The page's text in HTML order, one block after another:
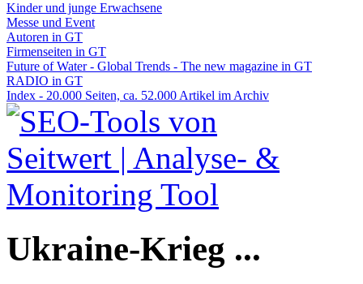
Kinder und junge Erwachsene
Messe und Event
Autoren in GT
Firmenseiten in GT
Future of Water - Global Trends - The new magazine in GT
RADIO in GT
Index - 20.000 Seiten, ca. 52.000 Artikel im Archiv
Ukraine-Krieg ...